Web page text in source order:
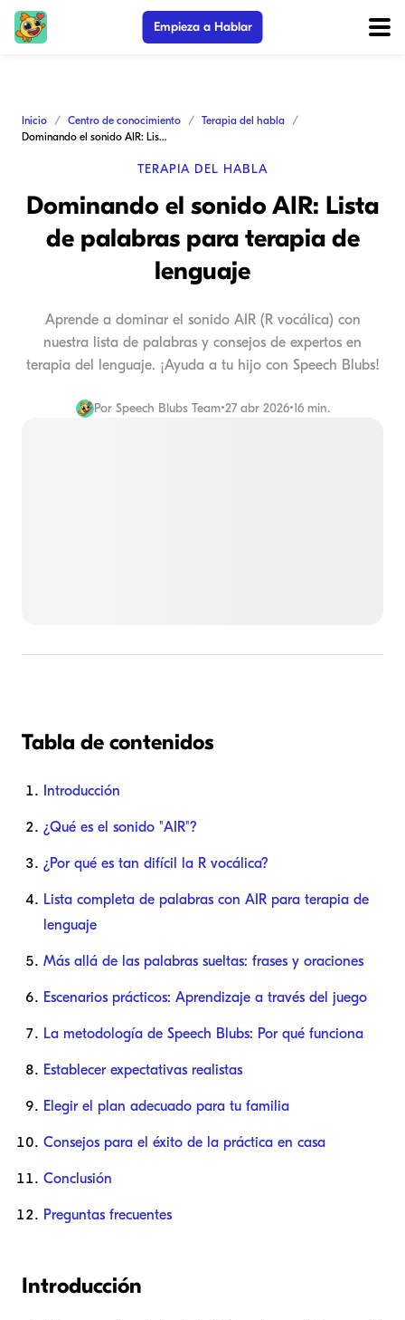
Empieza a Hablar
Inicio Centro de conocimiento
Terapia del habla
Dominando el sonido AIR: Lista de palabras para terapia de lenguaje
TERAPIA DEL HABLA
Dominando el sonido AIR: Lista
de palabras para terapia de
lenguaje
Aprende a dominar el sonido AIR (R vocálica) con
nuestra lista de palabras y consejos de expertos en
terapia del lenguaje. ¡Ayuda a tu hijo con Speech Blubs!
Por Speech Blubs Team•27 abr 2026•16 min.
Tabla de contenidos
Introducción
¿Qué es el sonido "AIR"?
¿Por qué es tan difícil la R vocálica?
Lista completa de palabras con AIR para terapia de
lenguaje
Más allá de las palabras sueltas: frases y oraciones
Escenarios prácticos: Aprendizaje a través del juego
La metodología de Speech Blubs: Por qué funciona
Establecer expectativas realistas
Elegir el plan adecuado para tu familia
Consejos para el éxito de la práctica en casa
Conclusión
Preguntas frecuentes
Introducción